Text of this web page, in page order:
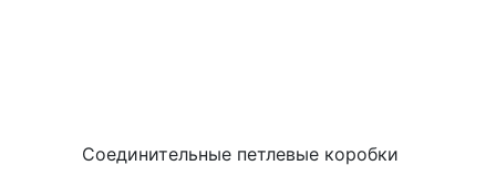
Соединительные петлевые коробки